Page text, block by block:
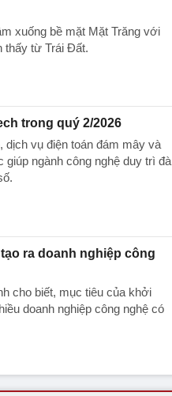
xuống bề mặt Mặt Trăng với
thấy từ Trái Đất.
trong quý 2/2026
dịch vụ điện toán đám mây và
giúp ngành công nghệ duy trì đà
ra doanh nghiệp công
cho biết, mục tiêu của khởi
doanh nghiệp công nghệ có